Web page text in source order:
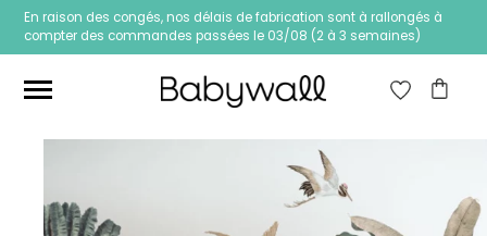
En raison des congés, nos délais de fabrication sont à rallongés à
compter des commandes passées le 03/08 (2 à 3 semaines)
Ces articles peuvent aussi vous intéresser